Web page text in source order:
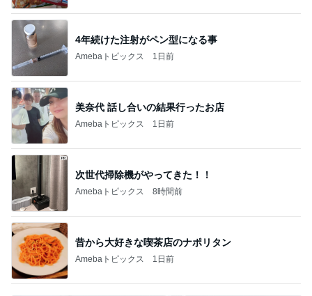
4年続けた注射がペン型になる事
Amebaトピックス 1日前
美奈代 話し合いの結果行ったお店
Amebaトピックス 1日前
次世代掃除機がやってきた！！
Amebaトピックス 8時間前
昔から大好きな喫茶店のナポリタン
Amebaトピックス 1日前